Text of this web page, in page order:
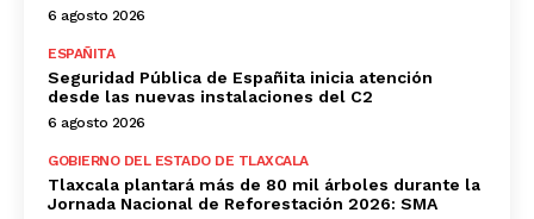
6 agosto 2026
ESPAÑITA
Seguridad Pública de Españita inicia atención
desde las nuevas instalaciones del C2
6 agosto 2026
GOBIERNO DEL ESTADO DE TLAXCALA
Tlaxcala plantará más de 80 mil árboles durante la
Jornada Nacional de Reforestación 2026: SMA